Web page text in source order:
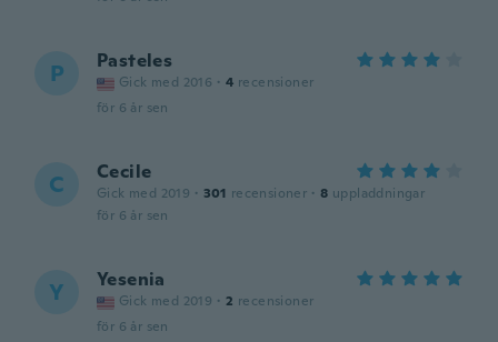
P Pasteles
Gick med 2016 · 4 recensioner
för 6 år sen
C Cecile
Gick med 2019 · 301 recensioner · 8 uppladdningar
för 6 år sen
Y Yesenia
Gick med 2019 · 2 recensioner
för 6 år sen